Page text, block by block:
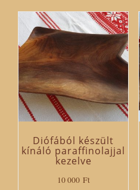
Diófából készült
kínáló paraffinolajjal
kezelve
10 000 Ft